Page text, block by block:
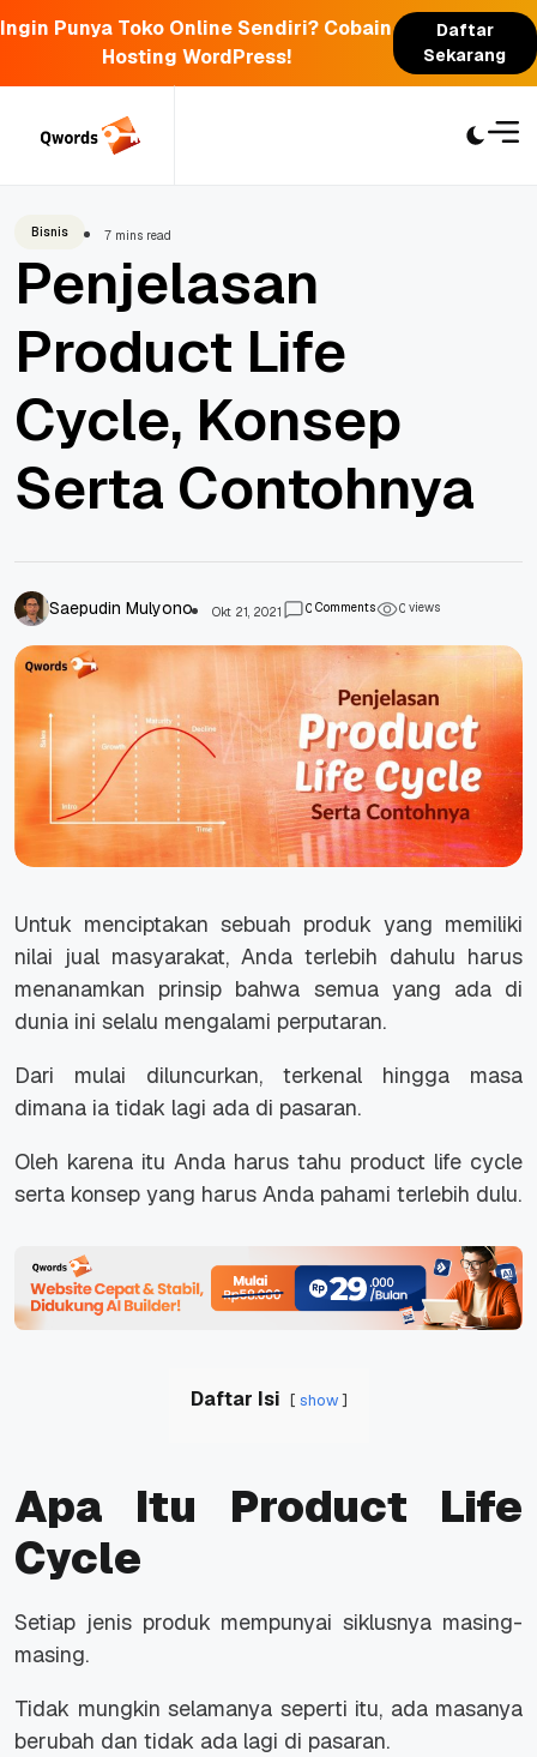
Ingin Punya Toko Online Sendiri? Cobain
Hosting WordPress!
Daftar
Sekarang
Bisnis 7 mins read
Penjelasan
Product Life
Cycle, Konsep
Serta Contohnya
Saepudin Mulyono Okt 21, 2021 0Comments 0views
Untuk menciptakan sebuah produk yang memiliki
nilai jual masyarakat, Anda terlebih dahulu harus
menanamkan prinsip bahwa semua yang ada di
dunia ini selalu mengalami perputaran.
Dari mulai diluncurkan, terkenal hingga masa
dimana ia tidak lagi ada di pasaran.
Oleh karena itu Anda harus tahu product life cycle
serta konsep yang harus Anda pahami terlebih dulu.
Daftar Isi show
Apa Itu Product Life
Cycle
Setiap jenis produk mempunyai siklusnya masing-
masing.
Tidak mungkin selamanya seperti itu, ada masanya
berubah dan tidak ada lagi di pasaran.